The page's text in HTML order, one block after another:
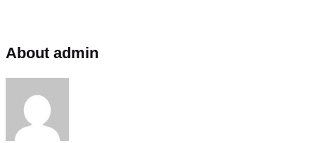
About admin